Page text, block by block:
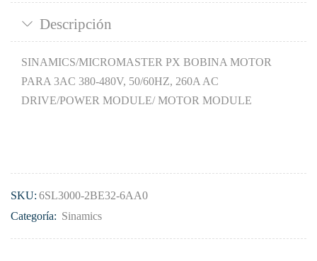
Descripción
SINAMICS/MICROMASTER PX BOBINA MOTOR
PARA 3AC 380-480V, 50/60HZ, 260A AC
DRIVE/POWER MODULE/ MOTOR MODULE
SKU: 6SL3000-2BE32-6AA0
Categoría: Sinamics